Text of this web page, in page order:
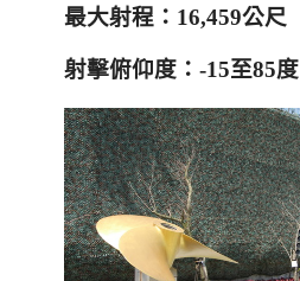
最大射程： 16,459公尺
射擊俯仰度： -15至85度